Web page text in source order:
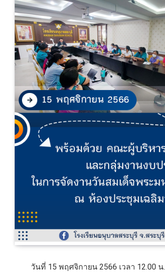
วันที่ 15 พฤศจิกายน 2566 เวลา 12.00